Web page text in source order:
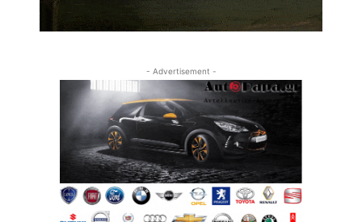
- Advertisement -